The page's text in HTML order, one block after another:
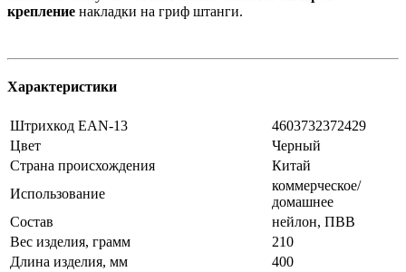
крепление накладки на гриф штанги.
Характеристики
Штрихкод EAN-13
4603732372429
Цвет
Черный
Страна происхождения
Китай
Использование
коммерческое/
домашнее
Состав
нейлон, ПВВ
Вес изделия, грамм
210
Длина изделия, мм
400